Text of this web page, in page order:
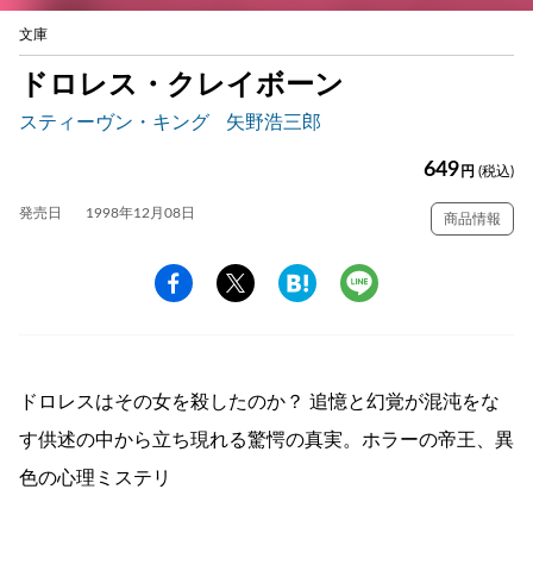
文庫
ドロレス・クレイボーン
スティーヴン・キング 矢野浩三郎
649 円 (税込)
発売日 1998年12月08日 商品情報
ドロレスはその女を殺したのか？ 追憶と幻覚が混沌をな
す供述の中から立ち現れる驚愕の真実。ホラーの帝王、異
色の心理ミステリ